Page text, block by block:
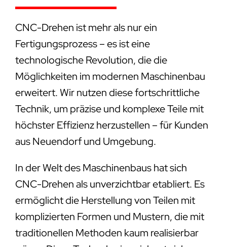
CNC-Drehen ist mehr als nur ein
Fertigungsprozess – es ist eine
technologische Revolution, die die
Möglichkeiten im modernen Maschinenbau
erweitert. Wir nutzen diese fortschrittliche
Technik, um präzise und komplexe Teile mit
höchster Effizienz herzustellen – für Kunden
aus Neuendorf und Umgebung.
In der Welt des Maschinenbaus hat sich
CNC-Drehen als unverzichtbar etabliert. Es
ermöglicht die Herstellung von Teilen mit
komplizierten Formen und Mustern, die mit
traditionellen Methoden kaum realisierbar